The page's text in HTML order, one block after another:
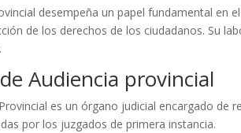
desempeña un papel fundamental en
de los derechos de los ciudadanos. Su
Audiencia provincial
es un órgano judicial encargado
por los juzgados de primera instancia.